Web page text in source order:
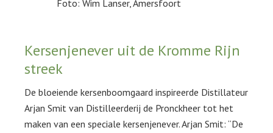
Foto: Wim Lanser, Amersfoort
Kersenjenever uit de Kromme Rijn
streek
De bloeiende kersenboomgaard inspireerde Distillateur
Arjan Smit van Distilleerderij de Pronckheer tot het
maken van een speciale kersenjenever. Arjan Smit: “De